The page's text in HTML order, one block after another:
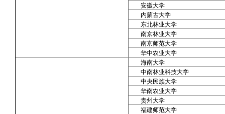
安徽大学
内蒙古大学
东北林业大学
南京林业大学
南京师范大学
华中农业大学
海南大学
中南林业科技大学
中央民族大学
华南农业大学
贵州大学
福建师范大学